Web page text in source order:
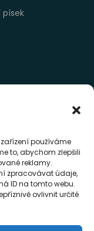
používáme
to, abychom zlepšili
reklamy.
zpracovávat údaje,
ID na tomto webu.
ovlivnit určité
písek